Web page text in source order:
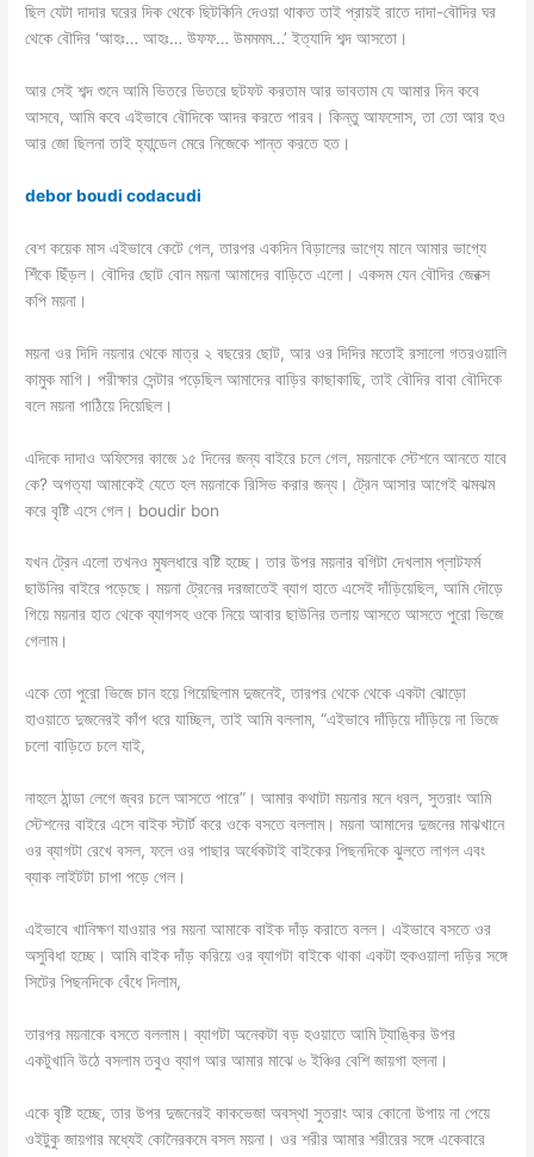
ছিল যেটা দাদার ঘরের দিক থেকে ছিটকিনি দেওয়া থাকত তাই প্রায়‌ই রাতে দাদা-বৌদির ঘর
থেকে বৌদির ‘আহঃ… আহঃ… উফফ… উমমমম…’ ইত্যাদি শব্দ আসতো।
আর সেই শব্দ শুনে আমি ভিতরে ভিতরে ছটফট করতাম আর ভাবতাম যে আমার দিন কবে
আসবে, আমি কবে এইভাবে বৌদিকে আদর করতে পারব। কিন্তু আফসোস, তা তো আর হ‌ও
আর জো ছিলনা তাই হ্যান্ডেল মেরে নিজেকে শান্ত করতে হত।
debor boudi codacudi
বেশ‌ কয়েক মাস এইভাবে কেটে গেল, তারপর একদিন বিড়ালের ভাগ্যে মানে আমার ভাগ্যে
শিঁকে ছিঁড়ল। বৌদির ছোট বোন ময়না আমাদের বাড়িতে এলো। একদম যেন বৌদির জেরক্স
কপি ময়না।
ময়না ওর দিদি নয়নার থেকে মাত্র ২ বছরের ছোট, আর ওর দিদির মতোই রসালো গতর‌ওয়ালি
কামুক মাগি। পরীক্ষার সেন্টার পড়েছিল আমাদের বাড়ির কাছাকাছি, তাই বৌদির বাবা বৌদিকে
বলে ময়না পাঠিয়ে দিয়েছিল।
এদিকে দাদাও অফিসের কাজে ১৫ দিনের জন্য বাইরে চলে গেল, ময়নাকে স্টেশনে আনতে যাবে
কে? অগত্যা আমাকেই যেতে হল ময়নাকে রিসিভ করার জন্য। ট্রেন আসার আগেই ঝমঝম
করে বৃষ্টি এসে গেল। boudir bon
যখন ট্রেন এলো তখন‌ও মুষলধারে ব‌ষ্টি হচ্ছে। তার উপর ময়নার বগিটা দেখলাম প্লাটফর্ম
ছাউনির বাইরে পড়েছে। ময়না ট্রেনের দরজাতেই ব্যাগ হাতে এসেই দাঁড়িয়েছিল, আমি দৌড়ে
গিয়ে ময়নার হাত থেকে ব্যাগসহ ওকে নিয়ে আবার ছাউনির তলায় আসতে আসতে পুরো ভিজে
গেলাম।
একে তো পুরো ভিজে চান হয়ে গিয়েছিলাম দুজনেই, তারপর থেকে থেকে একটা ঝোড়ো
হাওয়াতে দুজনের‌ই কাঁপ ধরে যাচ্ছিল, তাই আমি বললাম, “এইভাবে দাঁড়িয়ে দাঁড়িয়ে না ভিজে
চলো বাড়িতে চলে যাই,
নাহলে ঠান্ডা লেগে জ্বর চলে আসতে পারে”। আমার কথাটা ময়নার মনে ধরল, সুতরাং আমি
স্টেশনের বাইরে এসে বাইক স্টার্ট করে ওকে বসতে বললাম। ময়না আমাদের দুজনের মাঝখানে
ওর ব্যাগটা রেখে বসল, ফলে ওর পাছার অর্ধেকটাই বাইকের পিছনদিকে ঝুলতে লাগল এবং
ব্যাক লাইটটা চাপা পড়ে গেল।
এইভাবে খানিক্ষণ যাওয়ার পর ময়না আমাকে বাইক দাঁড় করাতে বলল। এইভাবে বসতে ওর
অসুবিধা হচ্ছে। আমি বাইক দাঁড় করিয়ে ওর ব্যাগটা বাইকে থাকা একটা হুক‌ওয়ালা দড়ির সঙ্গে
সিটের পিছনদিকে বেঁধে দিলাম,
তারপর ময়নাকে বসতে বললাম। ব্যাগটা অনেকটা বড় হ‌ওয়াতে আমি ট্যাঙ্কির উপর
একটুখানি উঠে বসলাম তবুও ব্যাগ আর আমার মাঝে ৬ ইঞ্চির বেশি জায়গা হলনা।
একে বৃষ্টি হচ্ছে, তার উপর দুজনের‌ই কাকভেজা অবস্থা সুতরাং আর কোনো উপায় না পেয়ে
ওইটুকু জায়গার মধ্যেই কোনৈরকমে বসল ময়না। ওর শরীর আমার শরীরের সঙ্গে একেবারে